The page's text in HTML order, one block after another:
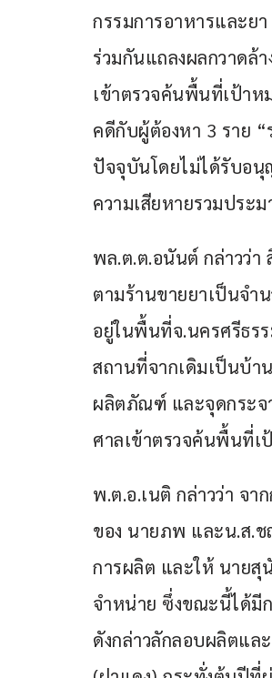
กรรมการอาหารและย
ร่วมกันแถลงผลกวาดล้
เข้าตรวจค้นพื้นที่เป้าห
คดีกับผู้ต้องหา 3 ราย
ปัจจุบันโดยไม่ได้รับอนุ
ความเสียหายรวมประ
พล.ต.ต.อนันต์ กล่าวว่า
ตามร้านขายยาเป็นจำ
อยู่ในพื้นที่จ.นครศรีธร
สถานที่จากเดิมเป็นบ้า
ผลิตภัณฑ์ และจุดกระจ
ศาลเข้าตรวจค้นพื้นที่เ
พ.ต.อ.เนติ กล่าวว่า จา
ของ นายภพ และน.ส.ช
การผลิต และให้ นายสุ
จำหน่าย ซึ่งขณะนี้ได้มี
ดังกล่าวลักลอบผลิตแล